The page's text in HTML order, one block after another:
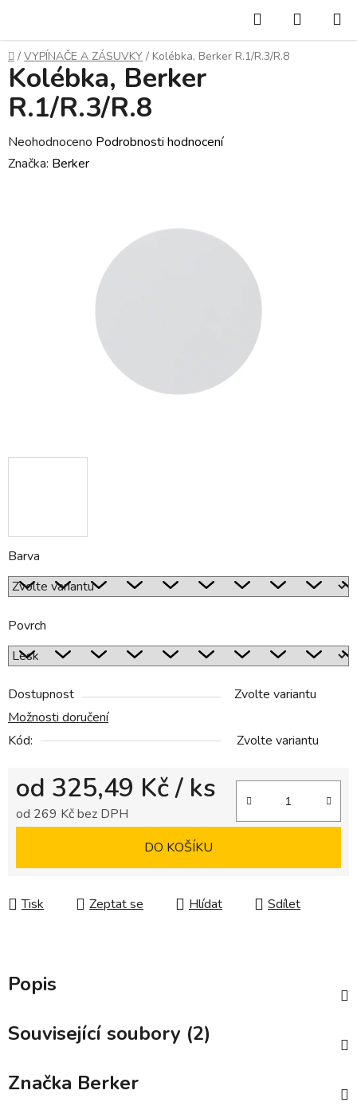
obsah
Hledat
KOŠÍK
Domů
/ VYPÍNAČE A ZÁSUVKY / Kolébka, Berker R.1/R.3/R.8
Barva
Povrch
Dostupnost
Zvolte variantu
Možnosti doručení
Kód:
Zvolte variantu
od 325,49 Kč/ ks
od 269 Kčbez DPH
DO KOŠÍKU
Tisk Zeptat se Hlídat Sdílet
Kolébka, Berker
R.1/R.3/R.8
Průměrné
hodnocení
Neohodnoceno Podrobnosti hodnocení
Značka: Berker
Popis
Související soubory (2)
Značka Berker